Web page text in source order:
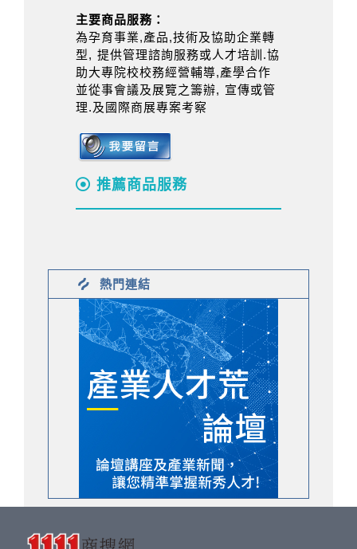
主要商品服務：
為孕育事業,產品,技術及協助企業轉
型, 提供管理諮詢服務或人才培訓.協
助大專院校校務經營輔導,產學合作
並從事會議及展覽之籌辦, 宣傳或管
理.及國際商展專案考察
推薦商品服務
熱門連結